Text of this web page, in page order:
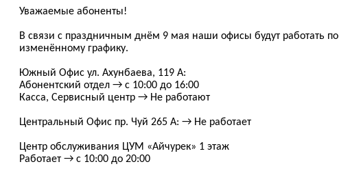
Уважаемые абоненты!
В связи с праздничным днём 9 мая наши офисы будут работать по
изменённому графику.
Южный Офис ул. Ахунбаева, 119 А:
Абонентский отдел → с 10:00 до 16:00
Касса, Сервисный центр → Не работают
Центральный Офис пр. Чуй 265 А: → Не работает
Центр обслуживания ЦУМ «Айчурек» 1 этаж
Работает → с 10:00 до 20:00